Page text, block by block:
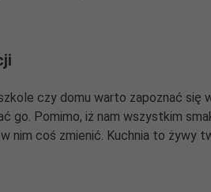
czy domu warto zapoznać się
go. Pomimo, iż nam wszystkim
nim coś zmienić. Kuchnia to żywy